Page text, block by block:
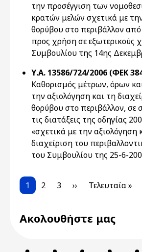
την προσέγγιση των
κρατών μελών σχετικά με
θορύβου στο περιβάλλον
προς χρήση σε εξωτερικούς
Συμβουλίου της 14ης
Υ.Α. 13586/724/2006 (ΦΕΚ
Καθορισμός μέτρων, όρων
την αξιολόγηση και τη
θορύβου στο περιβάλλον,
τις διατάξεις της οδηγίας
«σχετικά με την αξιολόγηση
διαχείριση του
του Συμβουλίου της 25-6-
Pagination
Current page
1 Page
2 Page
3 Next page
›› Last page
Τελευταία »
Ακολουθήστε μας